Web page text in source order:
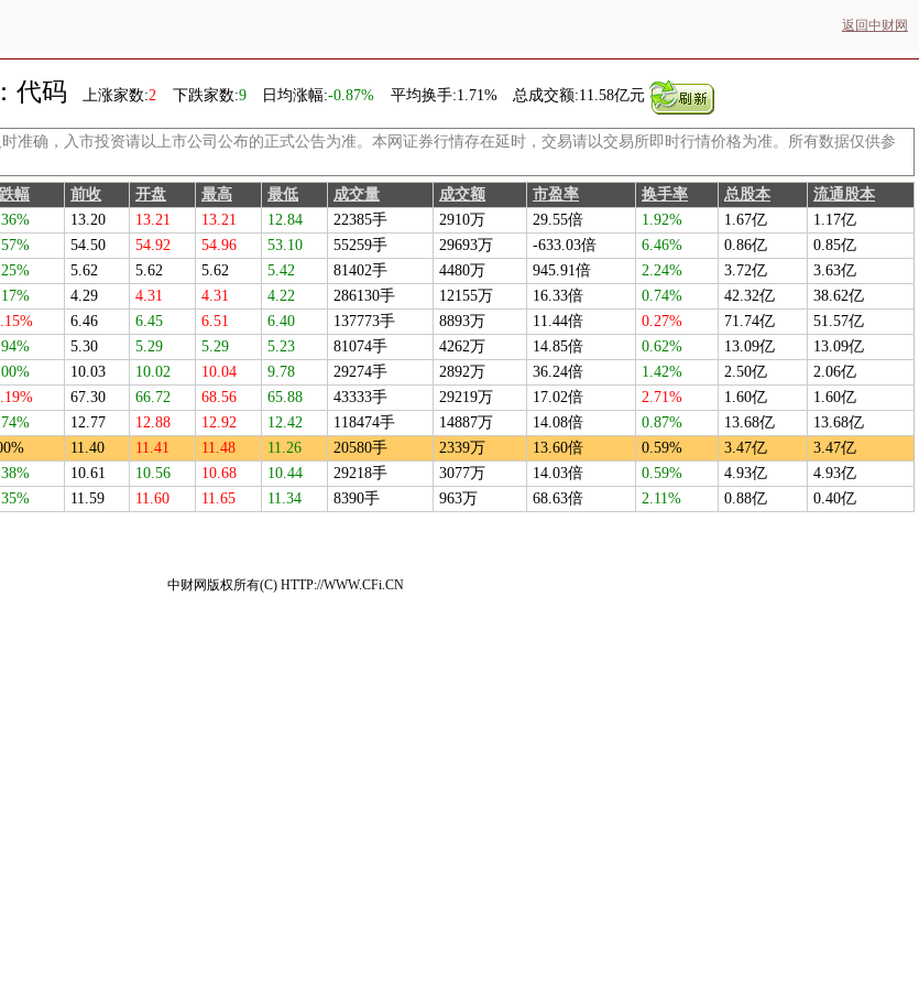
返回中财网
代码 上涨家数:2 下跌家数:9 日均涨幅:-0.87% 平均换手:1.71% 总成交额:11.58亿元
准确，入市投资请以上市公司公布的正式公告为准。本网证券行情存在延时，交易请以交易所即时行情价格为准。所有数据仅供参
幅 前收 开盘 最高 最低 成交量 成交额 市盈率 换手率 总股本
流通股本
13.20 13.21 13.21 12.84 22385手 2910万 29.55倍 1.92% 1.67亿
1.17亿
54.50 54.92 54.96 53.10 55259手 29693万 -633.03倍 6.46% 0.86亿
0.85亿
5.62 5.62 5.62 5.42 81402手 4480万 945.91倍 2.24% 3.72亿
3.63亿
4.29 4.31 4.31 4.22 286130手 12155万 16.33倍 0.74% 42.32亿
38.62亿
6.46 6.45 6.51 6.40 137773手 8893万 11.44倍 0.27% 71.74亿
51.57亿
5.30 5.29 5.29 5.23 81074手 4262万 14.85倍 0.62% 13.09亿
13.09亿
10.03 10.02 10.04 9.78 29274手 2892万 36.24倍 1.42% 2.50亿
2.06亿
67.30 66.72 68.56 65.88 43333手 29219万 17.02倍 2.71% 1.60亿
1.60亿
12.77 12.88 12.92 12.42 118474手 14887万 14.08倍 0.87% 13.68亿
13.68亿
11.40 11.41 11.48 11.26 20580手 2339万 13.60倍 0.59% 3.47亿
3.47亿
10.61 10.56 10.68 10.44 29218手 3077万 14.03倍 0.59% 4.93亿
4.93亿
11.59 11.60 11.65 11.34 8390手 963万 68.63倍 2.11% 0.88亿 0.40亿
中财网版权所有(C) HTTP://WWW.CFi.CN